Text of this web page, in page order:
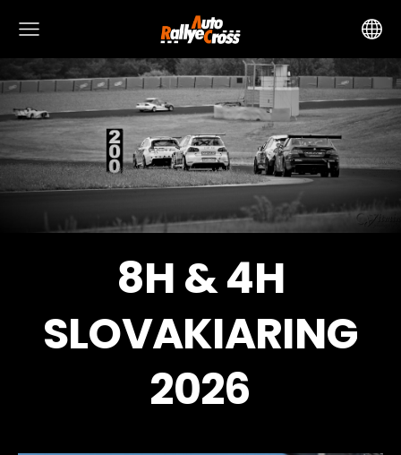
8H & 4H
SLOVAKIARING
2026